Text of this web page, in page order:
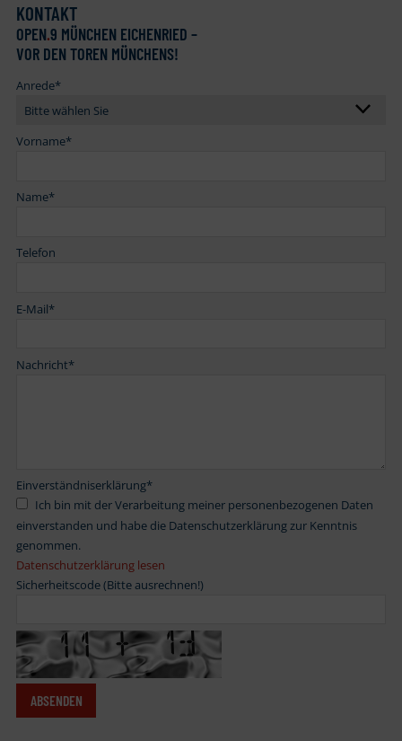
KONTAKT
OPEN.9 MÜNCHEN EICHENRIED –
VOR DEN TOREN MÜNCHENS!
Anrede*
Vorname*
Name*
Telefon
E-Mail*
Nachricht*
Einverständniserklärung*
einverstanden und habe die Datenschutzerklärung zur Kenntnis
genommen.
Datenschutzerklärung lesen
Sicherheitscode (Bitte ausrechnen!)